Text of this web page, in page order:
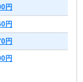
円
円
円
円